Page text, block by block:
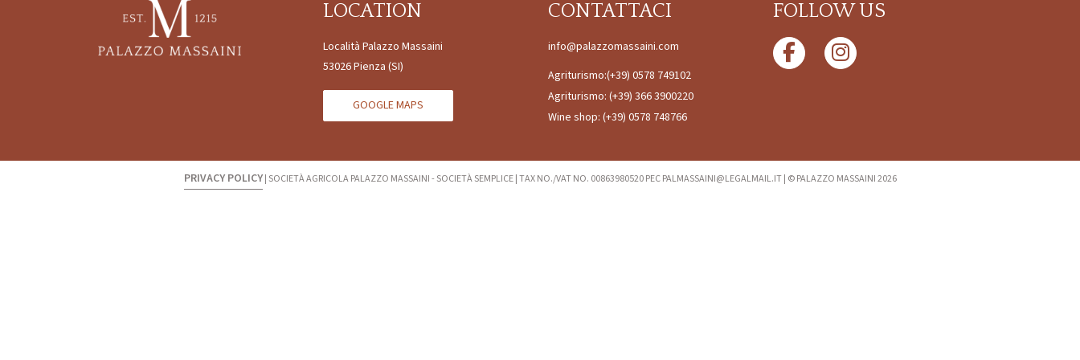
LOCATION
Località Palazzo Massaini
53026 Pienza (SI)
GOOGLE MAPS
CONTATTACI
info@palazzomassaini.com
Agriturismo:(+39) 0578 749102
Agriturismo: (+39) 366 3900220
Wine shop: (+39) 0578 748766
FOLLOW US
PRIVACY POLICY | SOCIETÀ AGRICOLA PALAZZO MASSAINI - SOCIETÀ SEMPLICE|TAX NO./VAT NO. 00863980520 PEC PALMASSAINI@LEGALMAIL.IT| © PALAZZO MASSAINI 2026